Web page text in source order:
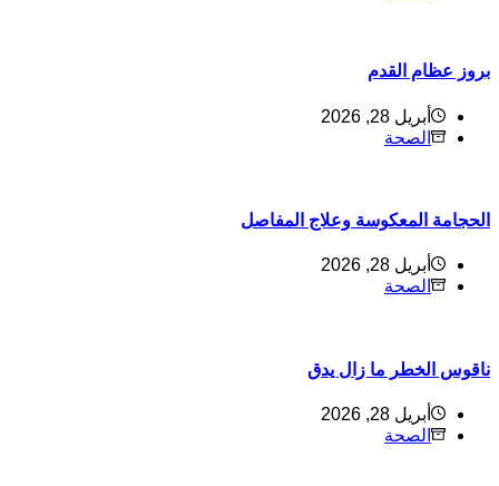
عظام القدم
أبريل 28, 2026
الصحة
المعكوسة وعلاج المفاصل
أبريل 28, 2026
الصحة
الخطر ما زال يدق
أبريل 28, 2026
الصحة